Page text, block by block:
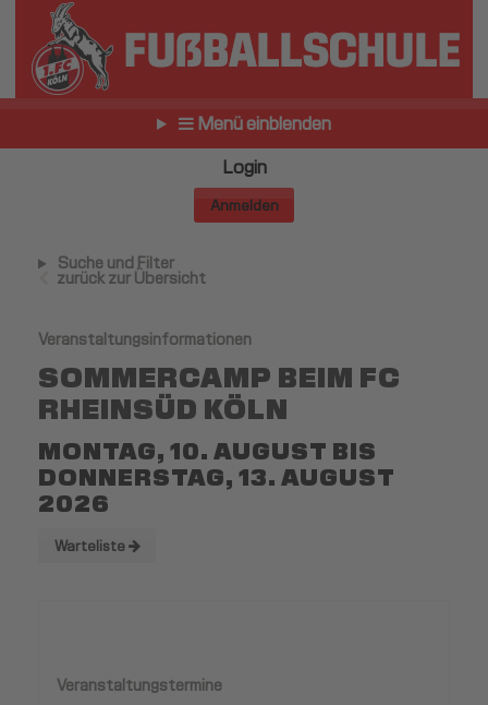
Menü einblenden
Login
Anmelden
Suche und Filter
zurück zur Übersicht
Veranstaltungsinformationen
SOMMERCAMP BEIM FC
RHEINSÜD KÖLN
MONTAG, 10. AUGUST BIS
DONNERSTAG, 13. AUGUST
2026
Warteliste
Veranstaltungstermine